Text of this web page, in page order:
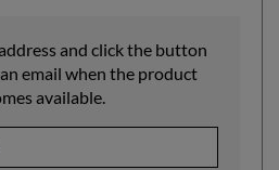
and click the button
email when the product
available.